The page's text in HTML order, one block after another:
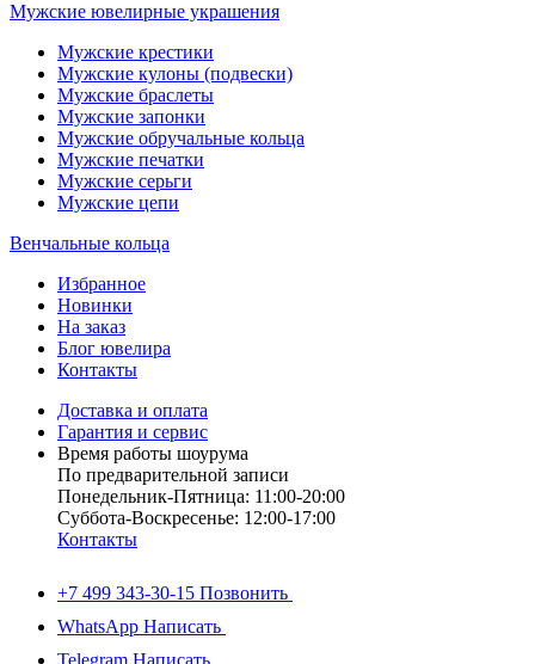
Мужские ювелирные украшения
Мужские крестики
Мужские кулоны (подвески)
Мужские браслеты
Мужские запонки
Мужские обручальные кольца
Мужские печатки
Мужские серьги
Мужские цепи
Венчальные кольца
Избранное
Новинки
На заказ
Блог ювелира
Контакты
Доставка и оплата
Гарантия и сервис
Время работы шоурума
По предварительной записи
Понедельник-Пятница: 11:00-20:00
Суббота-Bоcкресенье: 12:00-17:00
Контакты
+7 499 343-30-15 Позвонить
WhatsApp Написать
Telegram Написать